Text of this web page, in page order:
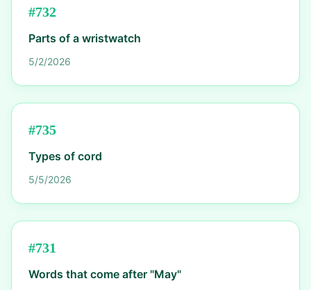
#732
Parts of a wristwatch
5/2/2026
#735
Types of cord
5/5/2026
#731
Words that come after "May"